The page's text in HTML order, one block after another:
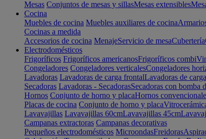
Mesas Conjuntos de mesas y sillasMesas extensibles
Cocina
Muebles de cocina Muebles auxiliares de cocina
Cocinas a medida
Accesorios de cocina MenajeServicio de mesaCubertería
Electrodomésticos
Frigoríficos Frigoríficos americanosFrigoríficos combi
Congeladores Congeladores verticalesCongeladores
Lavadoras Lavadoras de carga frontalLavadoras de
Secadoras Lavadoras - SecadorasSecadoras con bomba
Hornos Conjunto de horno y placaHornos
Placas de cocina Conjunto de horno y placa
Lavavajillas Lavavajillas 60cmLavavajillas 45cm
Campanas extractoras Campanas decorativas
Pequeños electrodomésticos MicroondasFreidoras